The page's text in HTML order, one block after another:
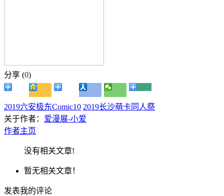
分享 (0)
2019六安极东Comic10 2019长沙萌卡同人祭
关于作者： 爱漫展-小爱
作者主页
没有相关文章!
暂无相关文章！
发表我的评论